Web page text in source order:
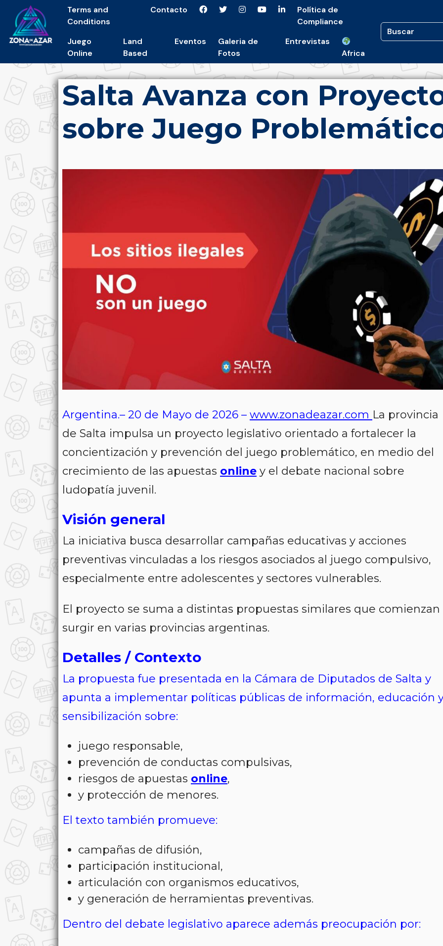
Terms and
Conditions
Contacto
Política de
Compliance
Juego
Online
Land
Based
Eventos
Galeria de
Fotos
Entrevistas
Africa
Salta Avanza con
sobre Juego
Argentina.– 20 de Mayo de 2026 – www.zonadeazar.com La provincia
de Salta impulsa un proyecto legislativo orientado a fortalecer la
concientización y prevención del juego problemático, en medio del
crecimiento de las apuestas online y el debate nacional sobre
ludopatía juvenil.
Visión general
La iniciativa busca desarrollar campañas educativas y acciones
preventivas vinculadas a los riesgos asociados al juego compulsivo,
especialmente entre adolescentes y sectores vulnerables.
El proyecto se suma a distintas propuestas similares que comienzan
surgir en varias provincias argentinas.
Detalles / Contexto
La propuesta fue presentada en la Cámara de Diputados de Salta y
apunta a implementar políticas públicas de información, educación
sensibilización sobre:
juego responsable,
prevención de conductas compulsivas,
riesgos de apuestas online,
y protección de menores.
El texto también promueve:
campañas de difusión,
participación institucional,
articulación con organismos educativos,
y generación de herramientas preventivas.
Dentro del debate legislativo aparece además preocupación por: